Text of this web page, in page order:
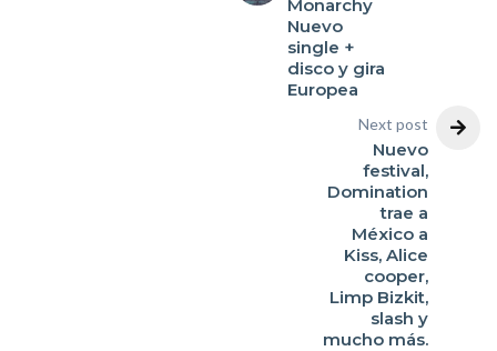
Monarchy
Nuevo
single +
disco y gira
Europea
Next post
Nuevo
festival,
Domination
trae a
México a
Kiss, Alice
cooper,
Limp Bizkit,
slash y
mucho más.